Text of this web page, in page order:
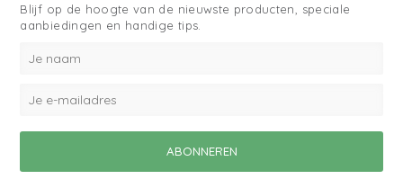
Blijf op de hoogte van de nieuwste producten, speciale
aanbiedingen en handige tips.